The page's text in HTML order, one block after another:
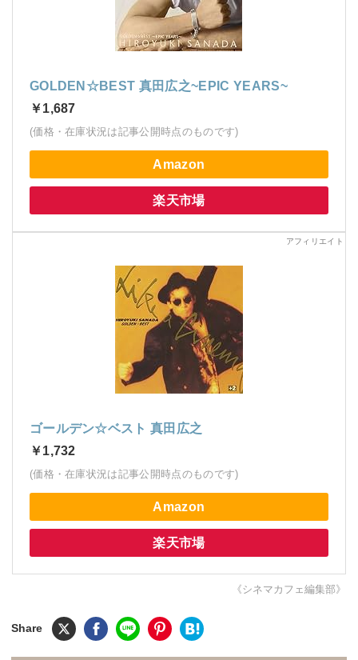
GOLDEN☆BEST 真田広之~EPIC YEARS~
￥1,687
(価格・在庫状況は記事公開時点のものです)
Amazon
楽天市場
ゴールデン☆ベスト 真田広之
￥1,732
(価格・在庫状況は記事公開時点のものです)
Amazon
楽天市場
《シネマカフェ編集部》